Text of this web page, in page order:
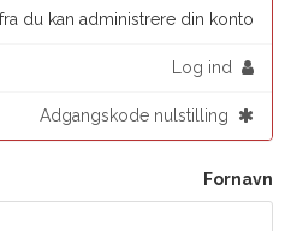
du kan administrere din konto.
Fornavn